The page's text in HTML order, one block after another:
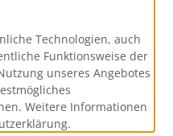
Technologien, auch
Funktionsweise der
unseres Angebotes
Weitere Informationen